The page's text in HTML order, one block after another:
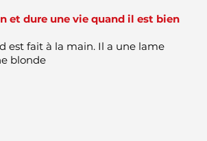
et dure une vie quand il est bien
est fait à la main. Il a une lame
blonde